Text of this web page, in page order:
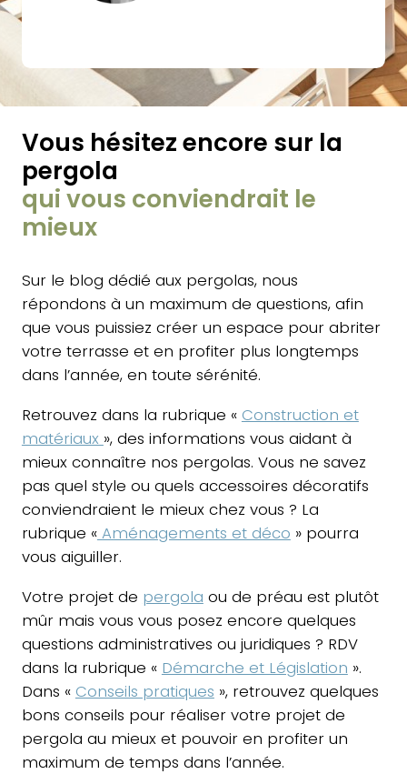
Vous hésitez encore sur la
pergola
qui vous conviendrait le
mieux
Sur le blog dédié aux pergolas, nous
répondons à un maximum de questions, afin
que vous puissiez créer un espace pour abriter
votre terrasse et en profiter plus longtemps
dans l’année, en toute sérénité.
Retrouvez dans la rubrique « Construction et
matériaux », des informations vous aidant à
mieux connaître nos pergolas. Vous ne savez
pas quel style ou quels accessoires décoratifs
conviendraient le mieux chez vous ? La
rubrique «Aménagements et déco » pourra
vous aiguiller.
Votre projet de pergola ou de préau est plutôt
mûr mais vous vous posez encore quelques
questions administratives ou juridiques ? RDV
dans la rubrique « Démarche et Législation ».
Dans « Conseils pratiques », retrouvez quelques
bons conseils pour réaliser votre projet de
pergola au mieux et pouvoir en profiter un
maximum de temps dans l’année.